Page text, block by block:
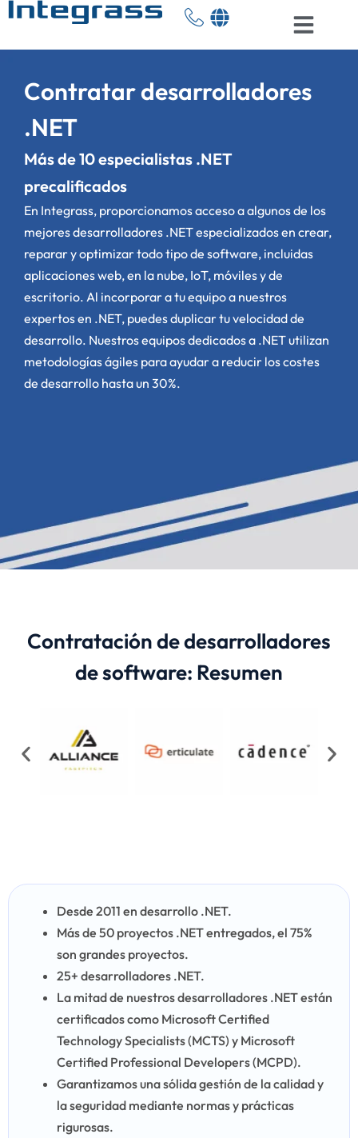
Contratar desarrolladores
.NET
Más de 10 especialistas .NET
precalificados
En Integrass, proporcionamos acceso a algunos de los
mejores desarrolladores .NET especializados en crear,
reparar y optimizar todo tipo de software, incluidas
aplicaciones web, en la nube, IoT, móviles y de
escritorio. Al incorporar a tu equipo a nuestros
expertos en .NET, puedes duplicar tu velocidad de
desarrollo. Nuestros equipos dedicados a .NET utilizan
metodologías ágiles para ayudar a reducir los costes
de desarrollo hasta un 30%.
Contratación de desarrolladores
de software: Resumen
Desde 2011 en desarrollo .NET.
Más de 50 proyectos .NET entregados, el 75%
son grandes proyectos.
25+ desarrolladores .NET.
La mitad de nuestros desarrolladores .NET están
certificados como Microsoft Certified
Technology Specialists (MCTS) y Microsoft
Certified Professional Developers (MCPD).
Garantizamos una sólida gestión de la calidad y
la seguridad mediante normas y prácticas
rigurosas.